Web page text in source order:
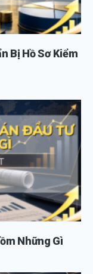
Bị Hồ Sơ Kiểm
Những Gì